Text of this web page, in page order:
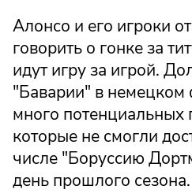
Алонсо и его игроки
говорить о гонке за
идут игру за игрой.
"Баварии" в немецком
много потенциальных
которые не смогли
числе "Боруссию
день прошлого сезона.